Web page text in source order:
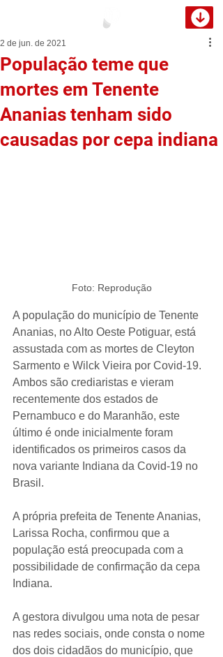
População teme que
mortes em Tenente
Ananias tenham sido
causadas por cepa indiana
2 de jun. de 2021
Foto: Reprodução
A população do município de Tenente
Ananias, no Alto Oeste Potiguar, está
assustada com as mortes de Cleyton
Sarmento e Wilck Vieira por Covid-19.
Ambos são crediaristas e vieram
recentemente dos estados de
Pernambuco e do Maranhão, este
último é onde inicialmente foram
identificados os primeiros casos da
nova variante Indiana da Covid-19 no
Brasil.
A própria prefeita de Tenente Ananias,
Larissa Rocha, confirmou que a
população está preocupada com a
possibilidade de confirmação da cepa
Indiana.
A gestora divulgou uma nota de pesar
nas redes sociais, onde consta o nome
dos dois cidadãos do município, que